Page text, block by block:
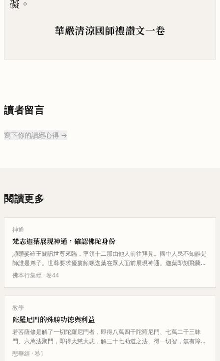
礙 。
華嚴清涼國師禮讚文一卷
讀者留言
寫下你的讀經心得 →
閱讀更多
神通
梵志迦葉展現神通，確認佛陀身份
頻頭娑羅王聞訊世尊來臨，率領十二那由他人前往拜見。國中人民不知誰是
師誰是弟子。世尊要求優婁頻螺迦葉在眾人面前展現神通。迦葉即刻飛騰虛
空，身出煙焰，隱身顯身，展現…
佛本行集經 · 卷44
教學
陀羅尼門的殊勝功德與利益
若菩薩修是解了一切陀羅尼門者，即得八萬四千陀羅尼門、七萬二千三昧
門、六萬法聚門，即得大慈大悲，解三十七助道之法、得一切智，無有障
閡。是陀羅尼門攝一切佛法，諸佛了…
悲華經 · 卷1